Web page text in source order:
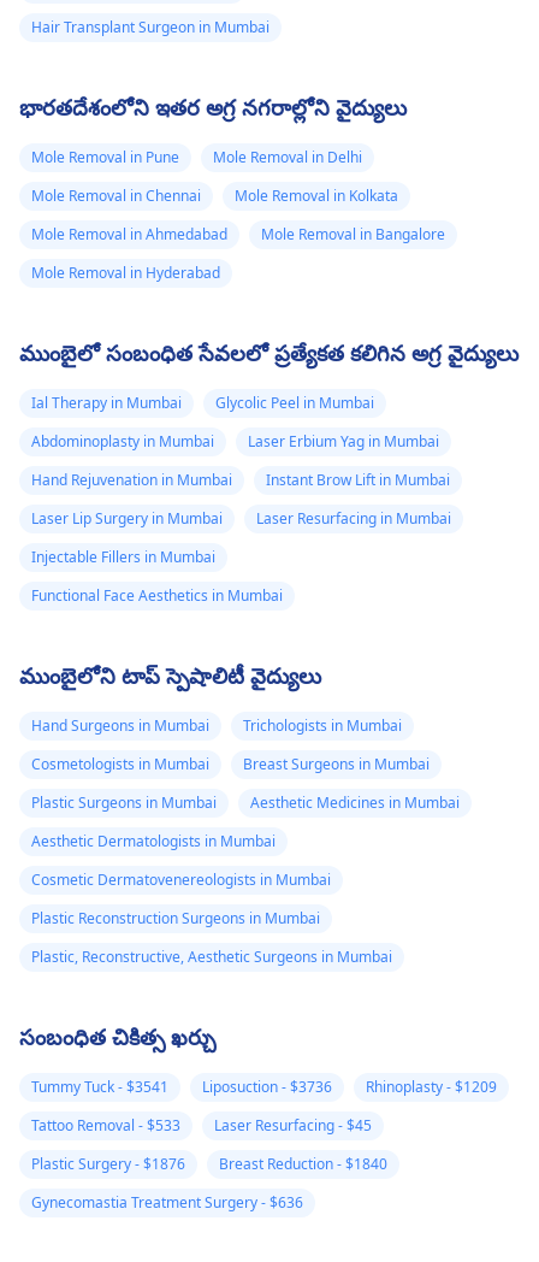
Hair Transplant Surgeon in Mumbai
భారతదేశంలోని ఇతర అగ్ర నగరాల్లోని వైద్యులు
Mole Removal in Pune
Mole Removal in Delhi
Mole Removal in Chennai
Mole Removal in Kolkata
Mole Removal in Ahmedabad
Mole Removal in Bangalore
Mole Removal in Hyderabad
ముంబైలో సంబంధిత సేవలలో ప్రత్యేకత కలిగిన అగ్ర వైద్యులు
Ial Therapy in Mumbai
Glycolic Peel in Mumbai
Abdominoplasty in Mumbai
Laser Erbium Yag in Mumbai
Hand Rejuvenation in Mumbai
Instant Brow Lift in Mumbai
Laser Lip Surgery in Mumbai
Laser Resurfacing in Mumbai
Injectable Fillers in Mumbai
Functional Face Aesthetics in Mumbai
ముంబైలోని టాప్ స్పెషాలిటీ వైద్యులు
Hand Surgeons in Mumbai
Trichologists in Mumbai
Cosmetologists in Mumbai
Breast Surgeons in Mumbai
Plastic Surgeons in Mumbai
Aesthetic Medicines in Mumbai
Aesthetic Dermatologists in Mumbai
Cosmetic Dermatovenereologists in Mumbai
Plastic Reconstruction Surgeons in Mumbai
Plastic, Reconstructive, Aesthetic Surgeons in Mumbai
సంబంధిత చికిత్స ఖర్చు
Tummy Tuck - $3541 Liposuction - $3736
Rhinoplasty - $1209
Tattoo Removal - $533
Laser Resurfacing - $45
Plastic Surgery - $1876
Breast Reduction - $1840
Gynecomastia Treatment Surgery - $636